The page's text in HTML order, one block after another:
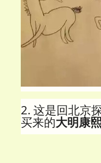
2. 这是回北京
买来的大明康